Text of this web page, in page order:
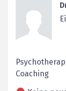
Coaching